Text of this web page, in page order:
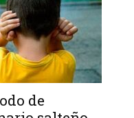
de